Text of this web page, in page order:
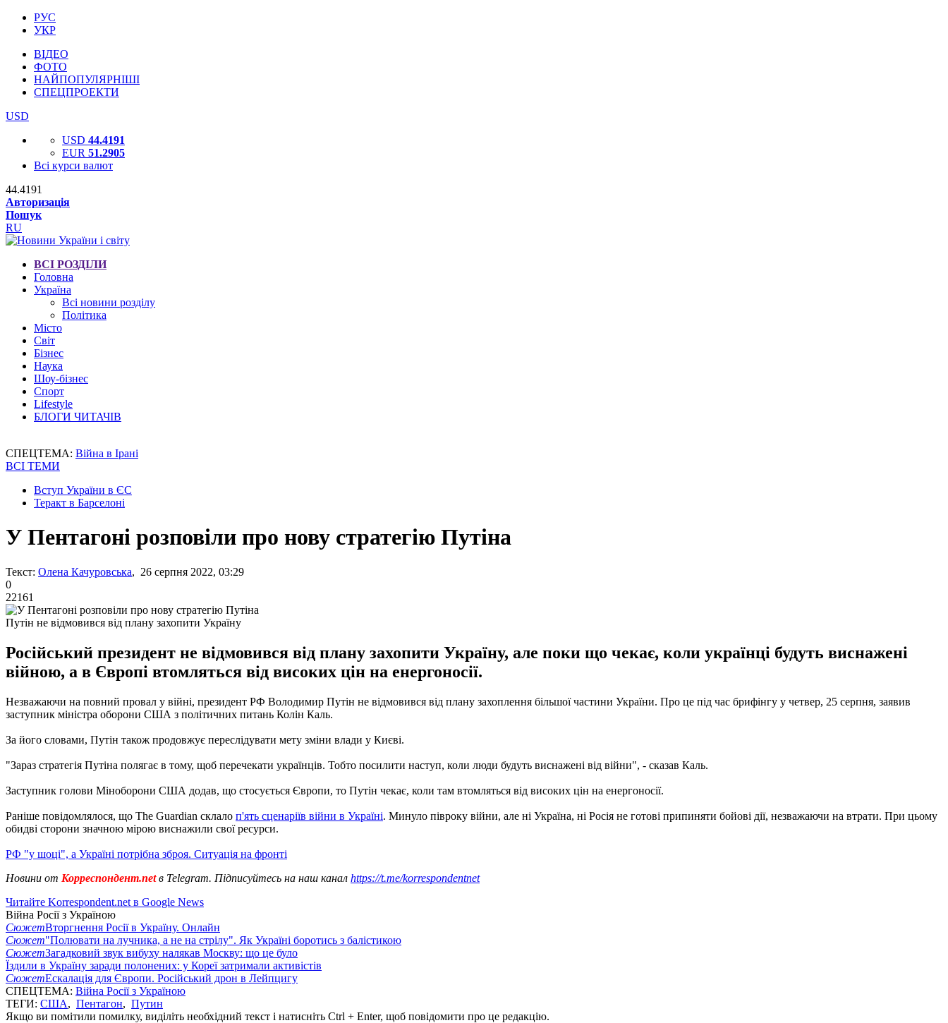
РУС
УКР
ВІДЕО
ФОТО
НАЙПОПУЛЯРНІШІ
СПЕЦПРОЕКТИ
USD
USD 44.4191
EUR 51.2905
Всі курси валют
44.4191
Авторизація
Пошук
RU
ВСІ РОЗДІЛИ
Головна
Україна
Всі новини розділу
Політика
Місто
Світ
Бізнес
Наука
Шоу-бізнес
Спорт
Lifestyle
БЛОГИ ЧИТАЧІВ
СПЕЦТЕМА: Війна в Ірані
ВСІ ТЕМИ
Вступ України в ЄС
Теракт в Барселоні
У Пентагоні розповіли про нову стратегію Путіна
Текст: Олена Качуровська, 26 серпня 2022, 03:29
0
22161
Путін не відмовився від плану захопити Україну
Російський президент не відмовився від плану захопити Україну, але поки що чекає, коли українці будуть виснажені
війною, а в Європі втомляться від високих цін на енергоносії.
Незважаючи на повний провал у війні, президент РФ Володимир Путін не відмовився від плану захоплення більшої частини України. Про це під час брифінгу у четвер, 25 серпня, заявив
заступник міністра оборони США з політичних питань Колін Каль.
За його словами, Путін також продовжує переслідувати мету зміни влади у Києві.
"Зараз стратегія Путіна полягає в тому, щоб перечекати українців. Тобто посилити наступ, коли люди будуть виснажені від війни", - сказав Каль.
Заступник голови Міноборони США додав, що стосується Європи, то Путін чекає, коли там втомляться від високих цін на енергоносії.
Раніше повідомлялося, що The Guardian склало п'ять сценаріїв війни в Україні. Минуло півроку війни, але ні Україна, ні Росія не готові припиняти бойові дії, незважаючи на втрати. При цьому
обидві сторони значною мірою виснажили свої ресурси.
РФ "у шоці", а Україні потрібна зброя. Ситуація на фронті
Новини от Корреспондент.netв Telegram. Підписуйтесь на наш канал https://t.me/korrespondentnet
Читайте Korrespondent.net в Google News
Війна Росії з Україною
СюжетВторгнення Росії в Україну. Онлайн
Сюжет"Полювати на лучника, а не на стрілу". Як Україні боротись з балістикою
СюжетЗагадковий звук вибуху налякав Москву: що це було
Їздили в Україну заради полонених: у Кореї затримали активістів
СюжетЕскалація для Європи. Російський дрон в Лейпцигу
СПЕЦТЕМА: Війна Росії з Україною
ТЕГИ: США, Пентагон, Путин
Якщо ви помітили помилку, виділіть необхідний текст і натисніть Ctrl + Enter, щоб повідомити про це редакцію.